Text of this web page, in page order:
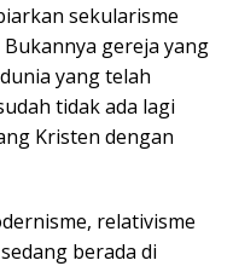
sekularisme
gereja yang
yang telah
tidak ada lagi
Kristen dengan
relativisme
berada di